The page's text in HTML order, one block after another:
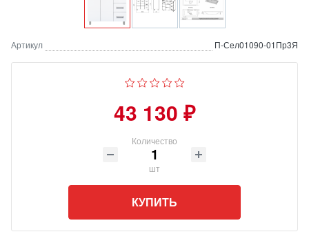
Артикул П-Сел01090-01Пр3Я
43 130 ₽
Количество
шт
КУПИТЬ